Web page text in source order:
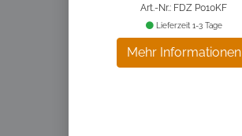
Art.-Nr.: FDZ P010KF
Mehr Informationen
Lieferzeit 1-3 Tage